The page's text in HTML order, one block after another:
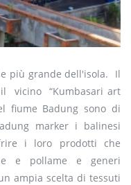
più grande dell'isola. Il
il vicino “Kumbasari art
fiume Badung sono di
marker i balinesi
i loro prodotti che
e pollame e generi
ampia scelta di tessuti